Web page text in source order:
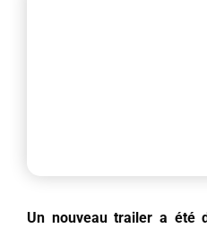
Un nouveau trailer a été